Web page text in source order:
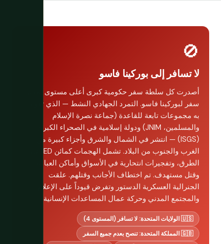
🚫
لا تسافر إلى بوركينا فاسو
أصدرت كل سلطة سفر حكومية كبرى أعلى مستوى تحذير
سفر لبوركينا فاسو. التمرد الجهادي النشط — الذي تقوم
به مجموعات تابعة للقاعدة (جماعة نصرة الإسلام
والمسلمين، JNIM) ودولة إسلامية في الصحراء الكبرى
(ISGS) — انتشر في الشمال والشرق وأجزاء كبيرة من
الطرق، وتفجيرات انتحارية في الأسواق وأماكن العبادة،
وقتل مستهدف. تم اختطاف الأجانب وقتلهم. علقت
الجنرالية العسكرية الدستور وتفرض قيوداً على الإعلام
والمجتمع المدني وحركة عمال المساعدات الإنسانية.
🇺🇸 الولايات المتحدة: لا تسافر (المستوى 4)
🇬🇧 المملكة المتحدة: تنصح بعدم جميع السفر